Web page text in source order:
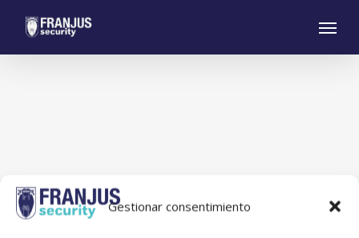
Gestionar consentimiento
main
Menu